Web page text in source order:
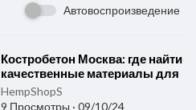
Автовоспроизведение
⁣Костробетон Москва: где найти
качественные материалы для
строительства
HempShopS
9 Просмотры · 09/10/24